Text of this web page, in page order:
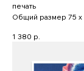
печать
Общий размер 75 x
1 380 р.